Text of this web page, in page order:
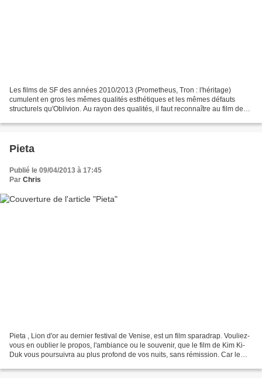
Les films de SF des années 2010/2013 (Prometheus, Tron : l'héritage)
cumulent en gros les mêmes qualités esthétiques et les mêmes défauts
structurels qu'Oblivion. Au rayon des qualités, il faut reconnaître au film de
Pieta
Publié le 09/04/2013 à 17:45
Par Chris
Pieta , Lion d'or au dernier festival de Venise, est un film sparadrap. Vouliez-
vous en oublier le propos, l'ambiance ou le souvenir, que le film de Kim Ki-
Duk vous poursuivra au plus profond de vos nuits, sans rémission. Car le